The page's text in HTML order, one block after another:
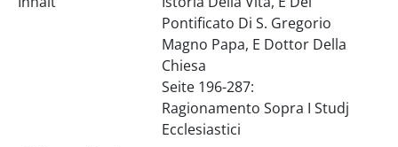
Pontificato Di S. Gregorio
Magno Papa, E Dottor Della
Chiesa
Seite 196-287:
Ragionamento Sopra I Studj
Ecclesiastici